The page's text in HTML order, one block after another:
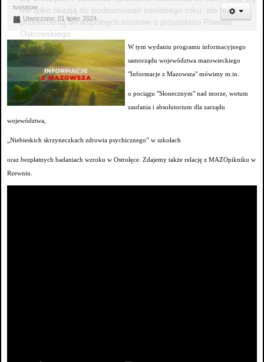
nie tylko okazją do podsumowań minionego roku, ale też
przestrzenią do wspólnych rozmów o przyszłości Powiatu
Ostrowskiego.
tvostrow
Utworzono: 01 lipiec 2024
W tym wydaniu programu informacyjnego
samorządu województwa mazowieckiego
"Informacje z Mazowsza" mówimy m.in.
o pociągu "Słonecznym" nad morze, wotum
zaufania i absolutorium dla zarządu
województwa,
„Niebieskich skrzyneczkach zdrowia psychicznego” w szkołach
oraz bezpłatnych badaniach wzroku w Ostrołęce. Zdajemy także relację z MAZOpikniku w
Rzewniu.